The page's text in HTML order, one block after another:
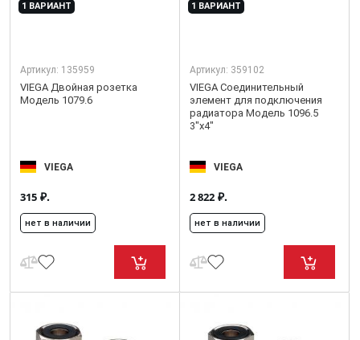
1 ВАРИАНТ
Артикул: 135959
VIEGA Двойная розетка
Модель 1079.6
VIEGA
315 ₽.
нет в наличии
1 ВАРИАНТ
Артикул: 359102
VIEGA Соединительный
элемент для подключения
радиатора Модель 1096.5
3"x4"
VIEGA
2 822 ₽.
нет в наличии